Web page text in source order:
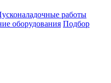
работы
оборудования Подбор